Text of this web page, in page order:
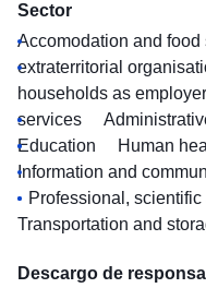
Sector
Accomodation and
extraterritorial
households as
services
Education
Human
Information and
Professional,
Transportation and
Descargo de